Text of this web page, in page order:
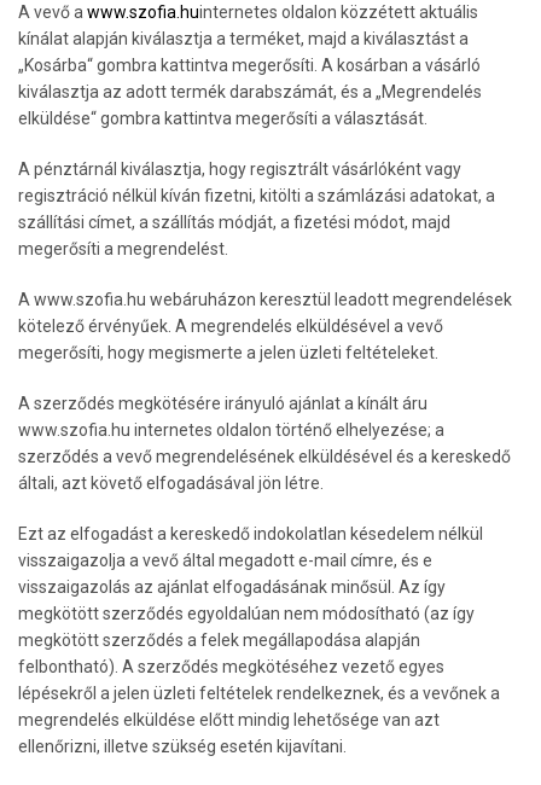
A vevő a www.szofia.huinternetes oldalon közzétett aktuális
kínálat alapján kiválasztja a terméket, majd a kiválasztást a
„Kosárba“ gombra kattintva megerősíti. A kosárban a vásárló
kiválasztja az adott termék darabszámát, és a „Megrendelés
elküldése“ gombra kattintva megerősíti a választását.
A pénztárnál kiválasztja, hogy regisztrált vásárlóként vagy
regisztráció nélkül kíván fizetni, kitölti a számlázási adatokat, a
szállítási címet, a szállítás módját, a fizetési módot, majd
megerősíti a megrendelést.
A www.szofia.hu webáruházon keresztül leadott megrendelések
kötelező érvényűek. A megrendelés elküldésével a vevő
megerősíti, hogy megismerte a jelen üzleti feltételeket.
A szerződés megkötésére irányuló ajánlat a kínált áru
www.szofia.hu internetes oldalon történő elhelyezése; a
szerződés a vevő megrendelésének elküldésével és a kereskedő
általi, azt követő elfogadásával jön létre.
Ezt az elfogadást a kereskedő indokolatlan késedelem nélkül
visszaigazolja a vevő által megadott e-mail címre, és e
visszaigazolás az ajánlat elfogadásának minősül. Az így
megkötött szerződés egyoldalúan nem módosítható (az így
megkötött szerződés a felek megállapodása alapján
felbontható). A szerződés megkötéséhez vezető egyes
lépésekről a jelen üzleti feltételek rendelkeznek, és a vevőnek a
megrendelés elküldése előtt mindig lehetősége van azt
ellenőrizni, illetve szükség esetén kijavítani.